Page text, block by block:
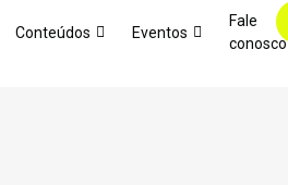
Conteúdos Eventos
Fale
conosco